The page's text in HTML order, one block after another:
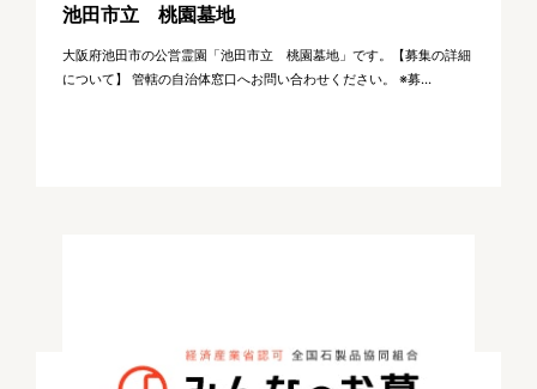
池田市立 桃園墓地
大阪府池田市の公営霊園「池田市立 桃園墓地」です。【募集の詳細
について】 管轄の自治体窓口へお問い合わせください。 ※募...